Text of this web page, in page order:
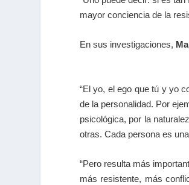
mayor conciencia de la
En sus investigaciones,
“El yo, el ego que tú y yo
de la personalidad. Por
psicológica, por la
otras. Cada persona es
“Pero resulta más
más resistente, más